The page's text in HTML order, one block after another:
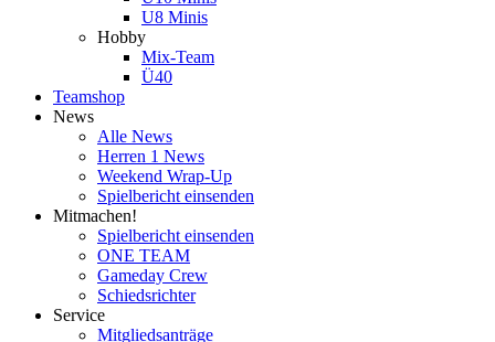
U8 Minis
Hobby
Mix-Team
Ü40
Teamshop
News
Alle News
Herren 1 News
Weekend Wrap-Up
Spielbericht einsenden
Mitmachen!
Spielbericht einsenden
ONE TEAM
Gameday Crew
Schiedsrichter
Service
Mitgliedsanträge